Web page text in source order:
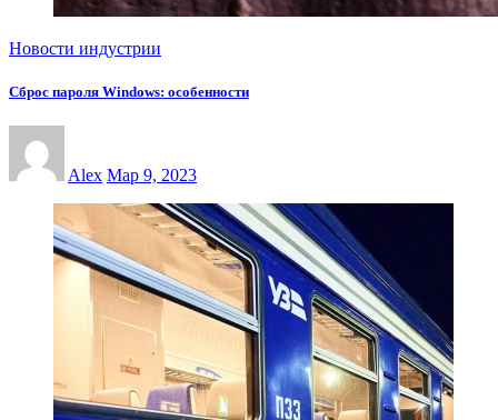
Новости индустрии
Сброс пароля Windows: особенности
Alex Мар 9, 2023